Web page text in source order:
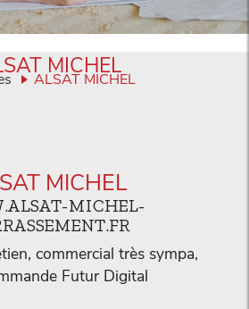
ALSAT MICHEL
MICHEL
MICHEL
MICHEL-
commercial très sympa,
Futur Digital